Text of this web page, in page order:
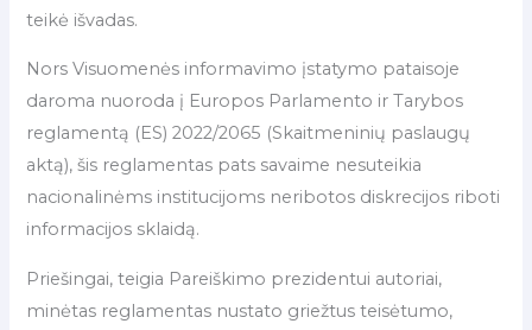
teikė išvadas.
Nors Visuomenės informavimo įstatymo pataisoje
daroma nuoroda į Europos Parlamento ir Tarybos
reglamentą (ES) 2022/2065 (Skaitmeninių paslaugų
aktą), šis reglamentas pats savaime nesuteikia
nacionalinėms institucijoms neribotos diskrecijos riboti
informacijos sklaidą.
Priešingai, teigia Pareiškimo prezidentui autoriai,
minėtas reglamentas nustato griežtus teisėtumo,